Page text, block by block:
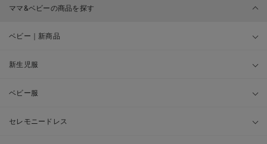
ママ&ベビーの商品を探す
ベビー｜新商品
新生児服
ベビー服
セレモニードレス